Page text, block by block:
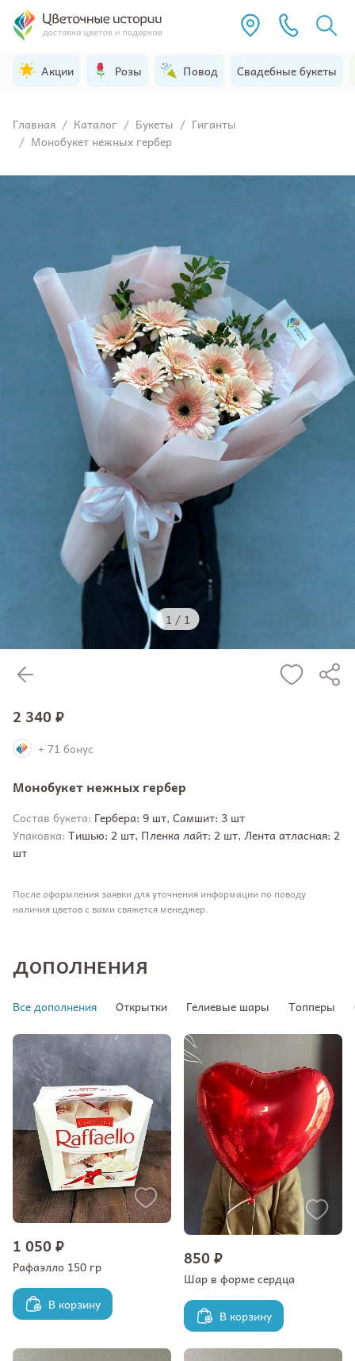
Акции Розы Повод Свадебные букеты
Главная / Каталог / Букеты / Гиганты
/ Монобукет нежных гербер
Монобукет нежных гербер
1 / 1
Состав букета: Гербера: 9 шт, Самшит: 3 шт
Упаковка: Тишью: 2 шт, Пленка лайт: 2 шт, Лента атласная: 2
шт
После оформления заявки для уточнения информации по поводу
наличия цветов с вами свяжется менеджер.
2 340 ₽
+ 71 бонус
ДОПОЛНЕНИЯ
Все дополнения Открытки Гелиевые шары Топперы
1 050 ₽
Рафаэлло 150 гр
В корзину
850 ₽
Шар в форме сердца
В корзину